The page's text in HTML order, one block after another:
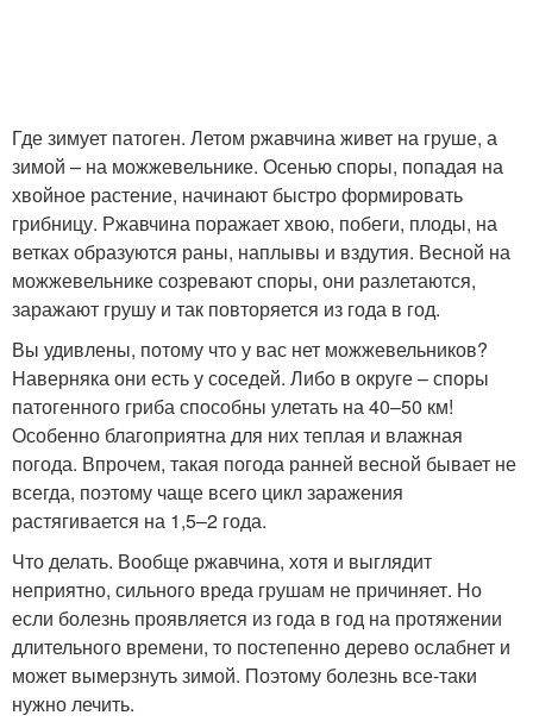
Где зимует патоген. Летом ржавчина живет на груше, а
зимой – на можжевельнике. Осенью споры, попадая на
хвойное растение, начинают быстро формировать
грибницу. Ржавчина поражает хвою, побеги, плоды, на
ветках образуются раны, наплывы и вздутия. Весной на
можжевельнике созревают споры, они разлетаются,
заражают грушу и так повторяется из года в год.
Вы удивлены, потому что у вас нет можжевельников?
Наверняка они есть у соседей. Либо в округе – споры
патогенного гриба способны улетать на 40–50 км!
Особенно благоприятна для них теплая и влажная
погода. Впрочем, такая погода ранней весной бывает не
всегда, поэтому чаще всего цикл заражения
растягивается на 1,5–2 года.
Что делать. Вообще ржавчина, хотя и выглядит
неприятно, сильного вреда грушам не причиняет. Но
если болезнь проявляется из года в год на протяжении
длительного времени, то постепенно дерево ослабнет и
может вымерзнуть зимой. Поэтому болезнь все-таки
нужно лечить.